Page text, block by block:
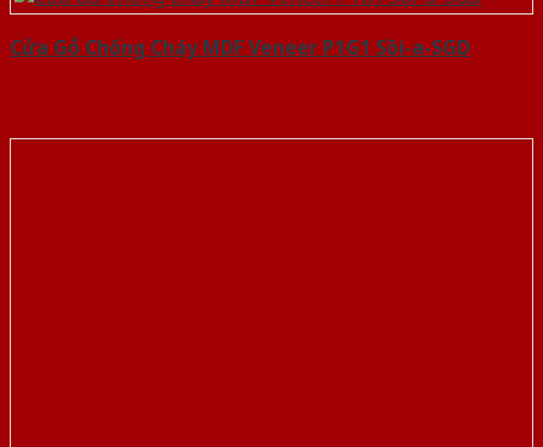
Cửa Gỗ Chống Cháy MDF Veneer P1G1 Sồi-a-SGD